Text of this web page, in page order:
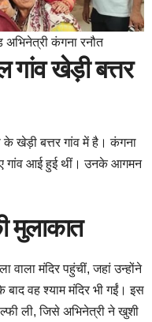
कंगना रनौत
खेड़ी बत्तर
के खेड़ी बत्तर गांव में है। कंगना
गांव आई हुई थीं। उनके आगमन
मुलाकात
वाला मंदिर पहुंचीं, जहां उन्होंने
वह श्याम मंदिर भी गईं। इस
ली, जिसे अभिनेत्री ने खुशी